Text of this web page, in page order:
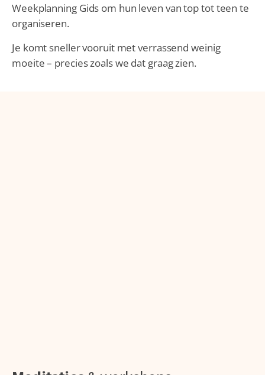
Weekplanning Gids om hun leven van top tot teen te
organiseren.
Je komt sneller vooruit met verrassend weinig
moeite – precies zoals we dat graag zien.